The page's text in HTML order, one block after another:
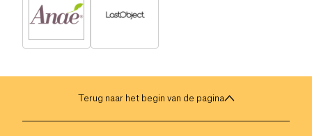
Terug naar het begin van de pagina